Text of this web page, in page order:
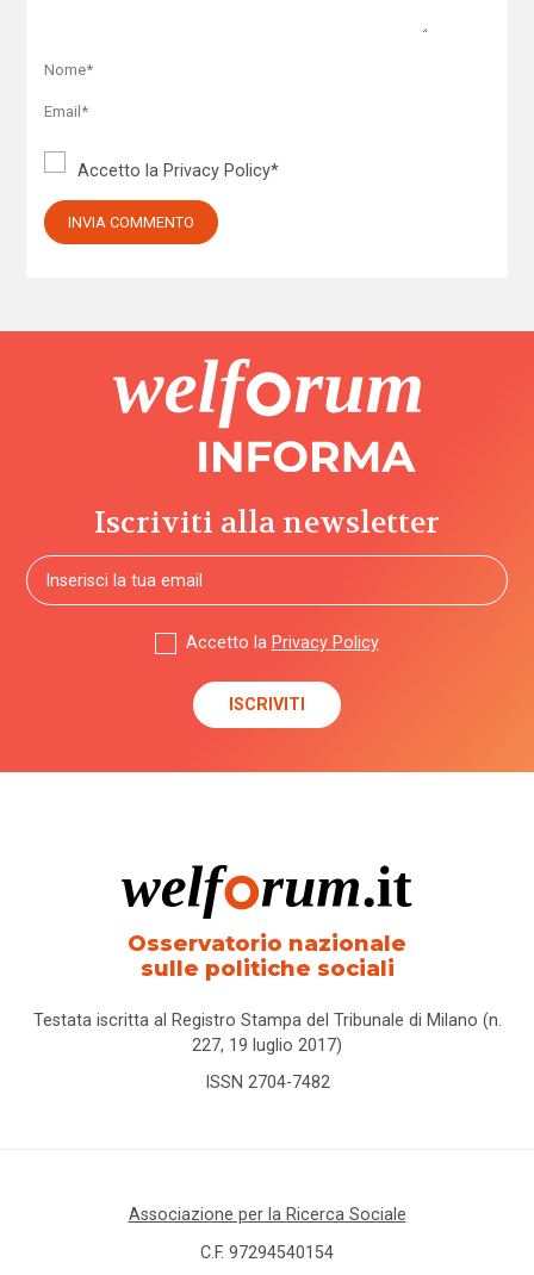
Accetto la Privacy Policy*
Iscriviti alla newsletter
Accetto la Privacy Policy
Osservatorio nazionale
sulle politiche sociali
Testata iscritta al Registro Stampa del Tribunale di Milano (n.
227, 19 luglio 2017)
ISSN 2704-7482
Associazione per la Ricerca Sociale
C.F. 97294540154